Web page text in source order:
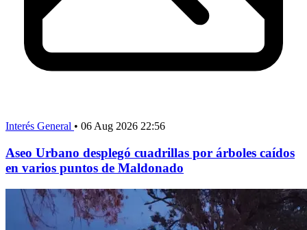
Interés General • 06 Aug 2026 22:56
Aseo Urbano desplegó cuadrillas por árboles caídos
en varios puntos de Maldonado